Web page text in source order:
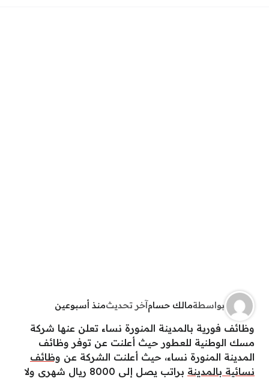
بواسطةمالك حسامآخر تحديثمنذ أسبوعين
وظائف فورية بالمدينة المنورة نساء تعلن عنها شركة
مسك الوطنية للعطور حيث أعلنت عن توفر وظائف
المدينة المنورة نساء، حيث أعلنت الشركة عن وظائف
نسائية بالمدينة
براتب يصل إلي 8000 ريال شهري ولا